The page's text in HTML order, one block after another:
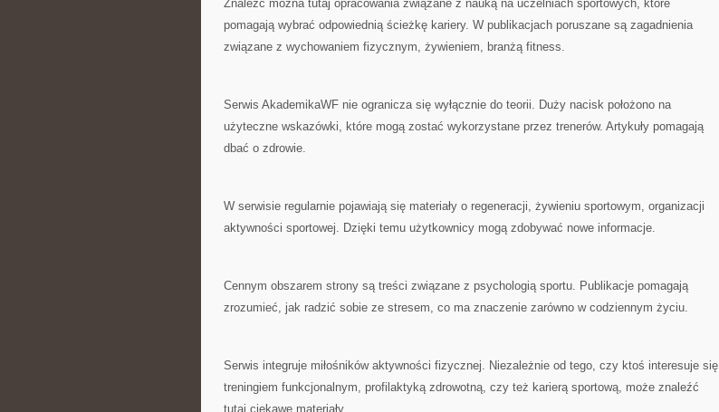
Znaleźć można tutaj opracowania związane z nauką na uczelniach sportowych, które
pomagają wybrać odpowiednią ścieżkę kariery. W publikacjach poruszane są zagadnienia
związane z wychowaniem fizycznym, żywieniem, branżą fitness.
Serwis AkademikaWF nie ogranicza się wyłącznie do teorii. Duży nacisk położono na
użyteczne wskazówki, które mogą zostać wykorzystane przez trenerów. Artykuły pomagają
dbać o zdrowie.
W serwisie regularnie pojawiają się materiały o regeneracji, żywieniu sportowym, organizacji
aktywności sportowej. Dzięki temu użytkownicy mogą zdobywać nowe informacje.
Cennym obszarem strony są treści związane z psychologią sportu. Publikacje pomagają
zrozumieć, jak radzić sobie ze stresem, co ma znaczenie zarówno w codziennym życiu.
Serwis integruje miłośników aktywności fizycznej. Niezależnie od tego, czy ktoś interesuje się
treningiem funkcjonalnym, profilaktyką zdrowotną, czy też karierą sportową, może znaleźć
tutaj ciekawe materiały.